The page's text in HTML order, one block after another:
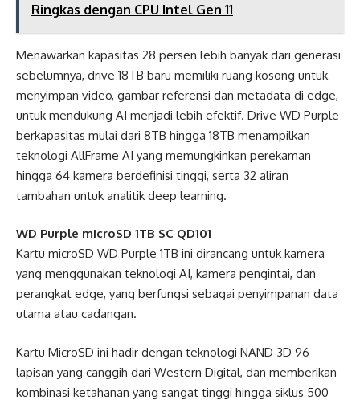
Ringkas dengan CPU Intel Gen 11
Menawarkan kapasitas 28 persen lebih banyak dari generasi
sebelumnya, drive 18TB baru memiliki ruang kosong untuk
menyimpan video, gambar referensi dan metadata di edge,
untuk mendukung AI menjadi lebih efektif. Drive WD Purple
berkapasitas mulai dari 8TB hingga 18TB menampilkan
teknologi AllFrame AI yang memungkinkan perekaman
hingga 64 kamera berdefinisi tinggi, serta 32 aliran
tambahan untuk analitik deep learning.
WD Purple microSD 1TB SC QD101
Kartu microSD WD Purple 1TB ini dirancang untuk kamera
yang menggunakan teknologi AI, kamera pengintai, dan
perangkat edge, yang berfungsi sebagai penyimpanan data
utama atau cadangan.
Kartu MicroSD ini hadir dengan teknologi NAND 3D 96-
lapisan yang canggih dari Western Digital, dan memberikan
kombinasi ketahanan yang sangat tinggi hingga siklus 500